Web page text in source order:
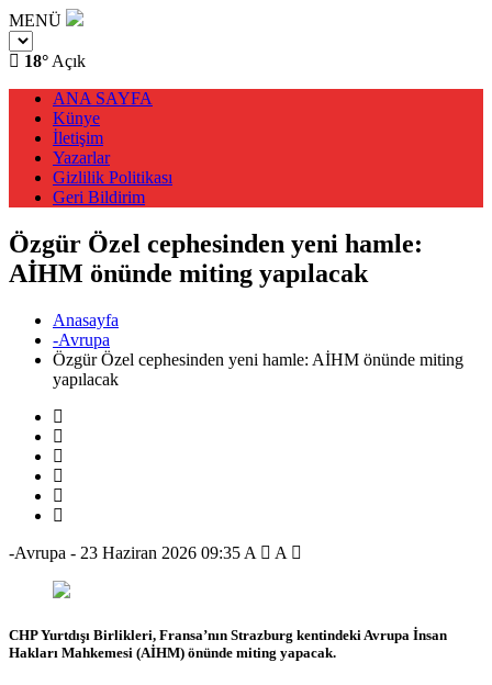
MENÜ
18° Açık
ANA SAYFA
Künye
İletişim
Yazarlar
Gizlilik Politikası
Geri Bildirim
Özgür Özel cephesinden yeni hamle:
AİHM önünde miting yapılacak
Anasayfa
-Avrupa
Özgür Özel cephesinden yeni hamle: AİHM önünde miting
yapılacak
-Avrupa - 23 Haziran 2026 09:35 A A
CHP Yurtdışı Birlikleri, Fransa’nın Strazburg kentindeki Avrupa İnsan
Hakları Mahkemesi (AİHM) önünde miting yapacak.